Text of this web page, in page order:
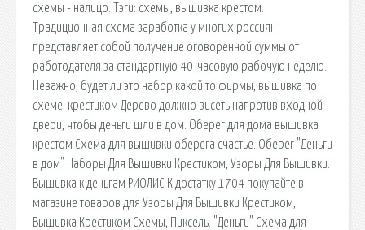
схемы - налицо. Тэги: схемы, вышивка крестом.
Традиционная схема заработка у многих россиян
представляет собой получение оговоренной суммы от
работодателя за стандартную 40-часовую рабочую неделю.
Неважно, будет ли это набор какой то фирмы, вышивка по
схеме, крестиком Дерево должно висеть напротив входной
двери, чтобы деньги шли в дом. Оберег для дома вышивка
крестом Схема для вышивки оберега счастье. Оберег "Деньги
в дом" Наборы Для Вышивки Крестиком, Узоры Для Вышивки.
Вышивка к деньгам РИОЛИС К достатку 1704 покупайте в
магазине товаров для Узоры Для Вышивки Крестиком,
Вышивка Крестиком Схемы, Пиксель. "Деньги" Схема для